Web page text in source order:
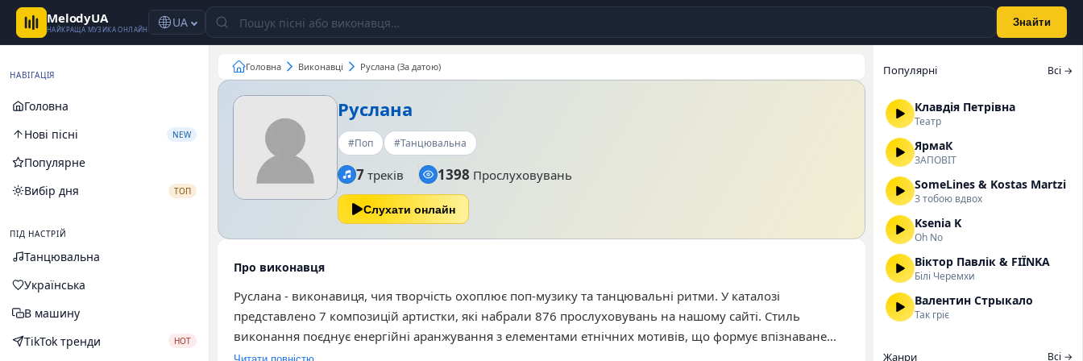
MelodyUA
НАЙКРАЩА МУЗИКА ОНЛАЙН UA Знайти
НАВІГАЦІЯ
Головна
Нові пісні
NEW
Популярне
Вибір дня
ТОП
ПІД НАСТРІЙ
Танцювальна
Українська
В машину
TikTok тренди
HOT
Головна Виконавці Руслана (За датою)
Руслана
#Поп #Танцювальна
7 треків 1398 Прослуховувань
Слухати онлайн
Про виконавця
Руслана - виконавиця, чия творчість охоплює поп-музику та танцювальні ритми. У каталозі
представлено 7 композицій артистки, які набрали 876 прослуховувань на нашому сайті. Стиль
виконання поєднує енергійні аранжування з елементами етнічних мотивів, що формує впізнаване
звучання для широкого кола слухачів. Найбільш популярними треками серед користувачів є «Знаю
Популярні Всі →
Клавдія Петрівна
Театр
ЯрмаК
ЗАПОВІТ
SomeLines & Kostas Martzi
З тобою вдвох
Ksenia K
Oh No
Віктор Павлік & FIЇNKA
Білі Черемхи
Валентин Стрыкало
Так гріє
Жанри Всі →